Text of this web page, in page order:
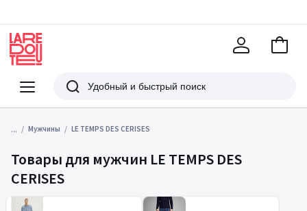
Меню
Redoute
Поиск
В
... Мужчины LE TEMPS DES CERISES
Товары для мужчин LE TEMPS DES
CERISES